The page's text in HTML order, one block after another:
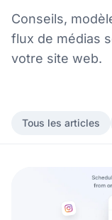
Conseils,
flux de médias
votre site web.
Tous les articles